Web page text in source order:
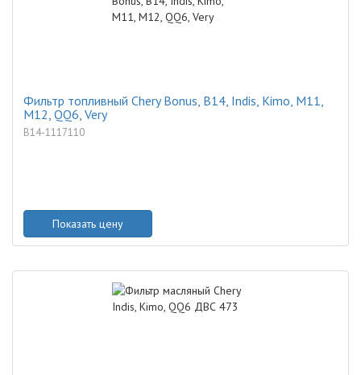
Фильтр топливный Chery Bonus, B14, Indis, Kimo, M11,
M12, QQ6, Very
B14-1117110
Показать цену